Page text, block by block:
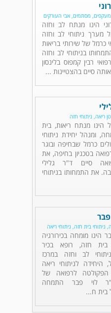
מעקפים, מסתמים, אבי העורקים
הינו מנתח לב וחזה
מערך ניתוחי לב וחזה
כרמל של שירותי בריאות
בניתוחי לב וחזה
רבין קמפוס בלינסון
סיים בהצטיינות ...
ריאה, ניתוחי חזה
הינו מנתח ריאות, בית
ומנהל יחידת ניתוחי
כרמל שבחיפה ובוגר
בטכניון בחיפה, את
סיים ד"ר גלילי
את התמחותו בניתוחי
פבר
ניתוחי בית חזה, ניתוחי ריאה
הינו מומחה בכירורגיה
חזה, רופא בכיר
לב וחזה במרכז
היחידה לניתוחי ריאה
הפקולטה לרפואה של
לוי פבר התמחה
בית ח...